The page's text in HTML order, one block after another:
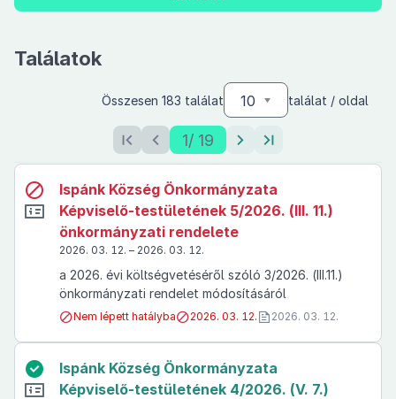
Találatok
Összesen 183 találat 10 találat / oldal
1/ 19
Ispánk Község Önkormányzata
Képviselő-testületének 5/2026. (III. 11.)
önkormányzati rendelete
2026. 03. 12. – 2026. 03. 12.
a 2026. évi költségvetéséről szóló 3/2026. (III.11.)
önkormányzati rendelet módosításáról
Nem lépett hatályba 2026. 03. 12. 2026. 03. 12.
Ispánk Község Önkormányzata
Képviselő-testületének 4/2026. (V. 7.)